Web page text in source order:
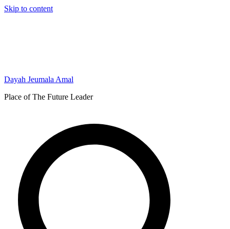
Skip to content
Dayah Jeumala Amal
Place of The Future Leader